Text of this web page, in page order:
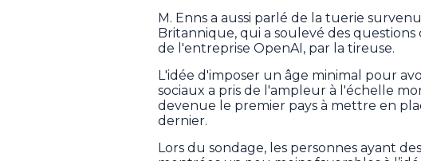
M. Enns a aussi parlé de la tuerie
Britannique, qui a soulevé des
de l'entreprise OpenAI, par la tireuse.
L'idée d'imposer un âge minimal pour
sociaux a pris de l'ampleur à l'échelle
devenue le premier pays à mettre en
dernier.
Lors du sondage, les personnes ayant